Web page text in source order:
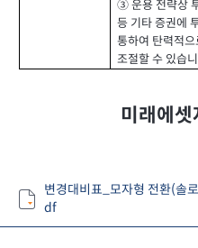
③ 운용 전략상
등 기타 증권에
통하여 탄력적
조절할 수 있습
미래에
변경대비표_모자형 전환(솔
df